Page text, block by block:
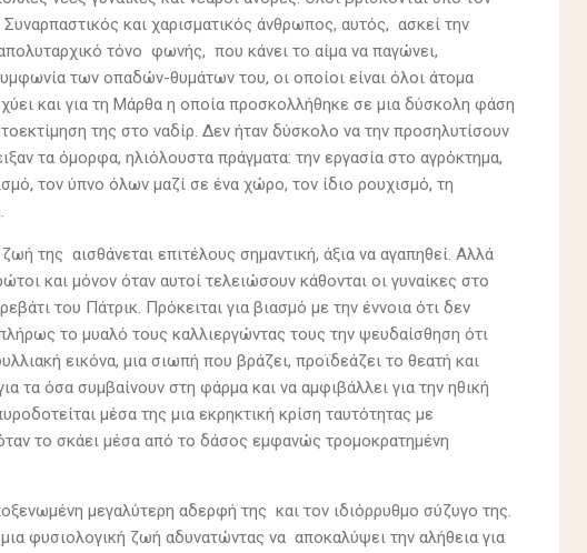
και χαρισματικός άνθρωπος, αυτός, ασκεί την
τόνο φωνής, που κάνει το αίμα να παγώνει,
των οπαδών-θυμάτων του, οι οποίοι είναι όλοι άτομα
και για τη Μάρθα η οποία προσκολλήθηκε σε μια δύσκολη φάση
της στο ναδίρ. Δεν ήταν δύσκολο να την προσηλυτίσουν
τα όμορφα, ηλιόλουστα πράγματα: την εργασία στο αγρόκτημα,
τον ύπνο όλων μαζί σε ένα χώρο, τον ίδιο ρουχισμό, τη
της αισθάνεται επιτέλους σημαντική, άξια να αγαπηθεί. Αλλά
και μόνον όταν αυτοί τελειώσουν κάθονται οι γυναίκες στο
του Πάτρικ. Πρόκειται για βιασμό με την έννοια ότι δεν
το μυαλό τους καλλιεργώντας τους την ψευδαίσθηση ότι
εικόνα, μια σιωπή που βράζει, προϊδεάζει το θεατή και
τα όσα συμβαίνουν στη φάρμα και να αμφιβάλλει για την ηθική
μέσα της μια εκρηκτική κρίση ταυτότητας με
το σκάει μέσα από το δάσος εμφανώς τρομοκρατημένη
μεγαλύτερη αδερφή της και τον ιδιόρρυθμο σύζυγο της.
φυσιολογική ζωή αδυνατώντας να αποκαλύψει την αλήθεια για